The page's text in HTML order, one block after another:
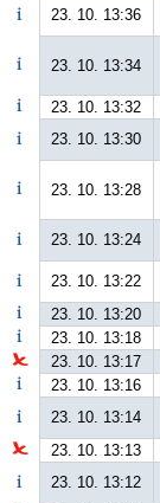
23. 10. 13:36
23. 10. 13:34
23. 10. 13:32
23. 10. 13:30
23. 10. 13:28
23. 10. 13:24
23. 10. 13:22
23. 10. 13:20
23. 10. 13:18
23. 10. 13:17
23. 10. 13:16
23. 10. 13:14
23. 10. 13:13
23. 10. 13:12